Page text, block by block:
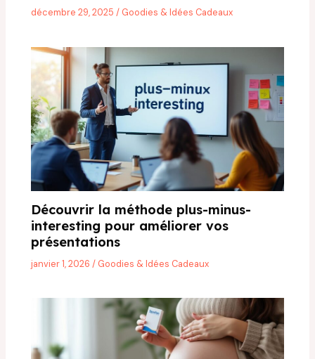
décembre 29, 2025/ Goodies & Idées Cadeaux
Découvrir la méthode plus-minus-
interesting pour améliorer vos
présentations
janvier 1, 2026/ Goodies & Idées Cadeaux